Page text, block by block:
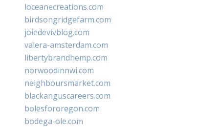
loceanecreations.com
birdsongridgefarm.com
joiedevivblog.com
valera-amsterdam.com
libertybrandhemp.com
norwoodinnwi.com
neighboursmarket.com
blackanguscareers.com
bolesfororegon.com
bodega-ole.com